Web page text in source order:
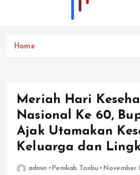
Home
Meriah Hari
Nasional Ke 60,
Ajak Utamakan
Keluarga dan
admin Pemkab Tanbu
November